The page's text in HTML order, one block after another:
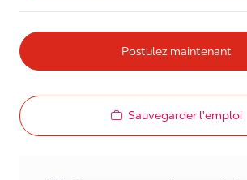
Postulez maintenant
Sauvegarder l'emploi